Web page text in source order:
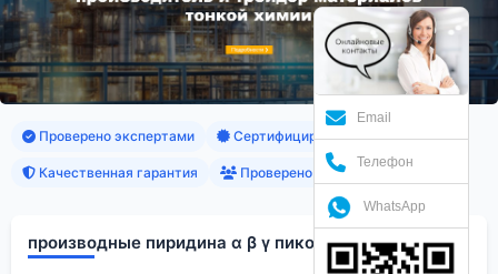
Проверено экспертами Сертифицированные продукты
Качественная гарантия Проверено клиентами
производные пиридина α β γ пиколины
Email
Телефон
WhatsApp